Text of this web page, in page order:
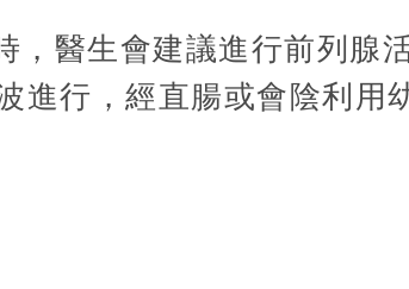
，醫生會建議進行前列腺
進行，經直腸或會陰利用